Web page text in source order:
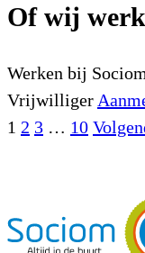
Of wij
Werken bij Sociom
Vrijwilliger
1 2 3 … 10